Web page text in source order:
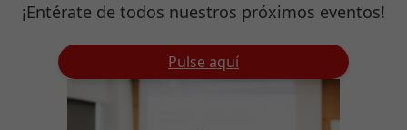
¡Entérate de todos nuestros próximos eventos!
Pulse aquí